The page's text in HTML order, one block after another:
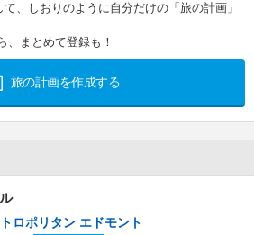
、しおりのように自分だけの「旅の計画」
、まとめて登録も！
旅の計画を作成する
ロポリタン エドモント